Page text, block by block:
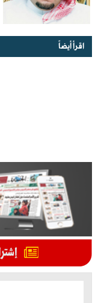
اقرأ أيضاً